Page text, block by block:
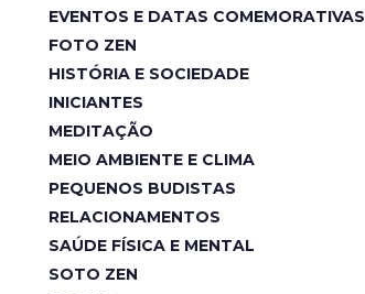
EVENTOS E DATAS COMEMORATIVAS
FOTO ZEN
HISTÓRIA E SOCIEDADE
INICIANTES
MEDITAÇÃO
MEIO AMBIENTE E CLIMA
PEQUENOS BUDISTAS
RELACIONAMENTOS
SAÚDE FÍSICA E MENTAL
SOTO ZEN